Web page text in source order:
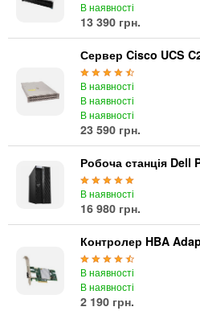
Жорсткі диски та SSD
SATA диски
NVMe диски
Відеокарти
Блоки живлення
Контролери RAID
Корпуси
Кошики та салазки для жорстких дисків
Рейки та кріплення
Заглушки для корпусів
Мережеве обладнання
Маршрутизатори та комутатори
В наявності
13 390 грн.
Сервер Cisco UCS
В наявності
В наявності
В наявності
23 590 грн.
Робоча станція Dell
В наявності
16 980 грн.
Контролер HBA
В наявності
В наявності
2 190 грн.